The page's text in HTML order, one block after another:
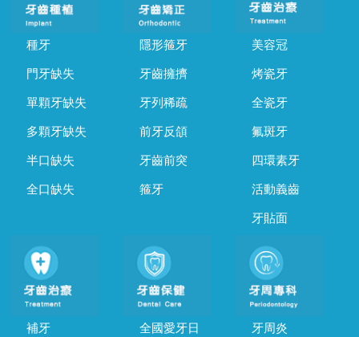
種牙
門牙缺失
單顆牙缺失
多顆牙缺失
半口缺失
全口缺失
隱形箍牙
牙齒擁擠
牙列稀疏
前牙反頜
牙齒前突
箍牙
美容冠
烤瓷牙
全瓷牙
氟斑牙
四環素牙
活動義齒
牙貼面
補牙 全國愛牙日 牙周炎